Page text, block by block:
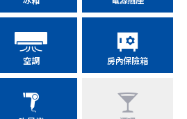
空調 房內保險箱